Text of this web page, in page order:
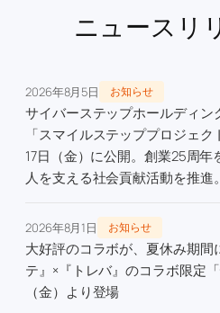
ニュースリ
2026年8月5日 お知らせ
サイバーステップホールディン
「スマイルステッププロジェ
17日（金）に公開。創業25周
人を支える社会貢献活動を推進。
2026年8月1日 お知らせ
大好評のコラボが、夏休み期間
テ』×『トレバ』のコラボ限定
（金）より登場